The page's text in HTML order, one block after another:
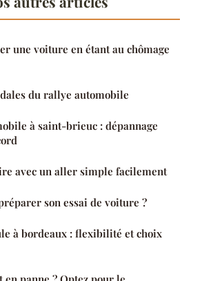
une voiture en étant au chômage
du rallye automobile
à saint-brieuc : dépannage
avec un aller simple facilement
son essai de voiture ?
à bordeaux : flexibilité et choix